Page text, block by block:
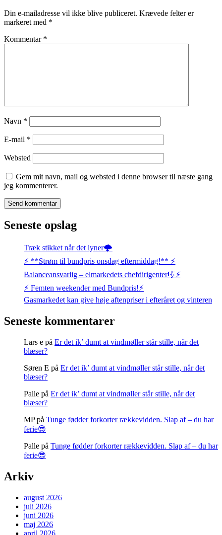
Din e-mailadresse vil ikke blive publiceret. Krævede felter er
markeret med *
Kommentar *
Navn *
E-mail *
Websted
Gem mit navn, mail og websted i denne browser til næste gang
jeg kommenterer.
Seneste opslag
Træk stikket når det lyner🌩️
⚡️ **Strøm til bundpris onsdag eftermiddag!** ⚡️
Balanceansvarlig – elmarkedets chefdirigenter🎼⚡
⚡️ Femten weekender med Bundpris!⚡️
Gasmarkedet kan give høje aftenpriser i efteråret og vinteren
Seneste kommentarer
Lars e på Er det ik’ dumt at vindmøller står stille, når det
blæser?
Søren E på Er det ik’ dumt at vindmøller står stille, når det
blæser?
Palle på Er det ik’ dumt at vindmøller står stille, når det
blæser?
MPpå Tunge fødder forkorter rækkevidden. Slap af – du har
ferie😎
Palle på Tunge fødder forkorter rækkevidden. Slap af – du har
ferie😎
Arkiv
august 2026
juli 2026
juni 2026
maj 2026
april 2026